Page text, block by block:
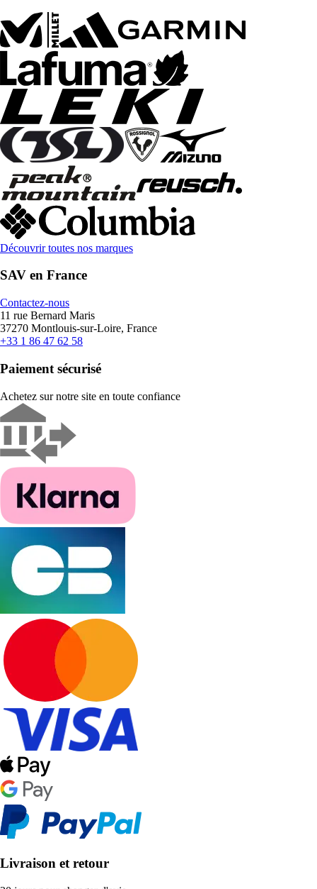
Découvrir toutes nos marques
SAV en France
Contactez-nous
11 rue Bernard Maris
37270 Montlouis-sur-Loire, France
+33 1 86 47 62 58
Paiement sécurisé
Achetez sur notre site en toute confiance
Livraison et retour